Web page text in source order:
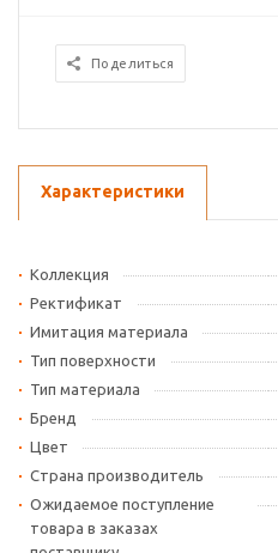
Поделиться
Характеристики
Коллекция
Ректификат
Имитация материала
Тип поверхности
Тип материала
Бренд
Цвет
Страна производитель
Ожидаемое поступление
товара в заказах